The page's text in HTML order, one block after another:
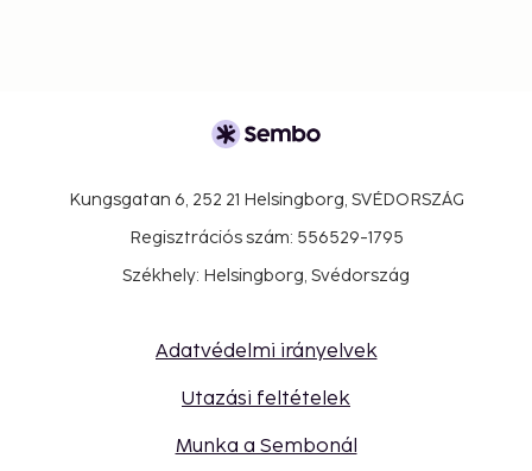
Kungsgatan 6, 252 21 Helsingborg, SVÉDORSZÁG
Regisztrációs szám: 556529-1795
Székhely: Helsingborg, Svédország
Adatvédelmi irányelvek
Utazási feltételek
Munka a Sembonál